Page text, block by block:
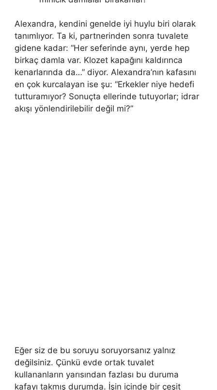
Alexandra, kendini genelde iyi huylu biri olarak
tanımlıyor. Ta ki, partnerinden sonra tuvalete
gidene kadar: “Her seferinde aynı, yerde hep
birkaç damla var. Klozet kapağını kaldırınca
kenarlarında da…” diyor. Alexandra’nın kafasını
en çok kurcalayan ise şu: “Erkekler niye hedefi
tutturamıyor? Sonuçta ellerinde tutuyorlar; idrar
akışı yönlendirilebilir değil mi?”
Eğer siz de bu soruyu soruyorsanız yalnız
değilsiniz. Çünkü evde ortak tuvalet
kullananların yarısından fazlası bu duruma
kafayı takmış durumda. İşin içinde bir çeşit